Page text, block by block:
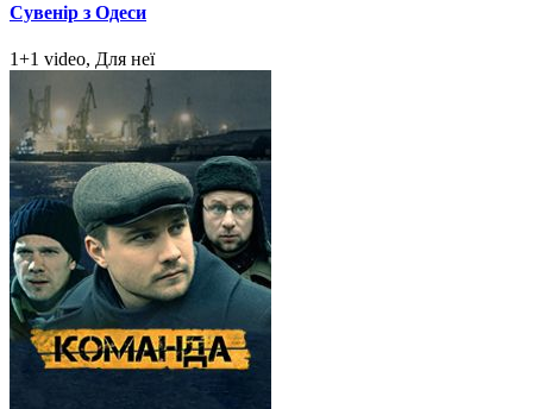
Сувенір з Одеси
1+1 video, Для неї